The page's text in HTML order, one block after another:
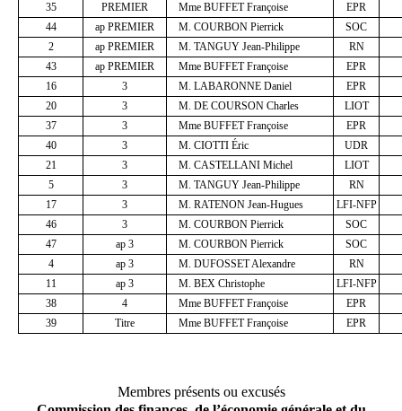
35
PREMIER Mme BUFFET Françoise
EPR
44
ap PREMIER M. COURBON Pierrick
SOC
2
ap PREMIER M. TANGUY Jean-Philippe
RN
43
ap PREMIER Mme BUFFET Françoise
EPR
16
3 M. LABARONNE Daniel
EPR
20
3 M. DE COURSON Charles
LIOT
37
3 Mme BUFFET Françoise
EPR
40
3 M. CIOTTI Éric
UDR
21
3 M. CASTELLANI Michel
LIOT
5
3 M. TANGUY Jean-Philippe
RN
17
3 M. RATENON Jean-Hugues
LFI-NFP
46
3 M. COURBON Pierrick
SOC
47
ap 3 M. COURBON Pierrick
SOC
4
ap 3 M. DUFOSSET Alexandre
RN
11
ap 3 M. BEX Christophe
LFI-NFP
38
4 Mme BUFFET Françoise
EPR
39
Titre Mme BUFFET Françoise EPR
Membres présents ou excusés